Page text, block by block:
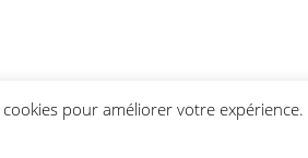
cookies pour améliorer votre